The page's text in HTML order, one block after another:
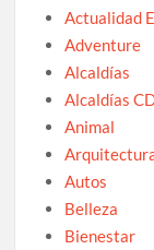
Actualidad
Adventure
Alcaldías
Alcaldías
Animal
Autos
Belleza
Bienestar